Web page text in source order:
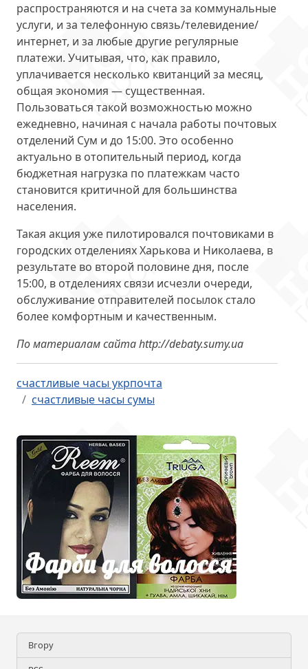
распространяются и на счета за коммунальные
услуги, и за телефонную связь/телевидение/
интернет, и за любые другие регулярные
платежи. Учитывая, что, как правило,
уплачивается несколько квитанций за месяц,
общая экономия — существенная.
Пользоваться такой возможностью можно
ежедневно, начиная с начала работы почтовых
отделений Сум и до 15:00. Это особенно
актуально в отопительный период, когда
бюджетная нагрузка по платежкам часто
становится критичной для большинства
населения.
Такая акция уже пилотировался почтовиками в
городских отделениях Харькова и Николаева, в
результате во второй половине дня, после
15:00, в отделениях связи исчезли очереди,
обслуживание отправителей посылок стало
более комфортным и качественным.
По материалам сайта http://debaty.sumy.ua
счастливые часы укрпочта
счастливые часы сумы
Вгору